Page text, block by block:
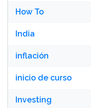
How To
India
inflación
inicio de curso
Investing